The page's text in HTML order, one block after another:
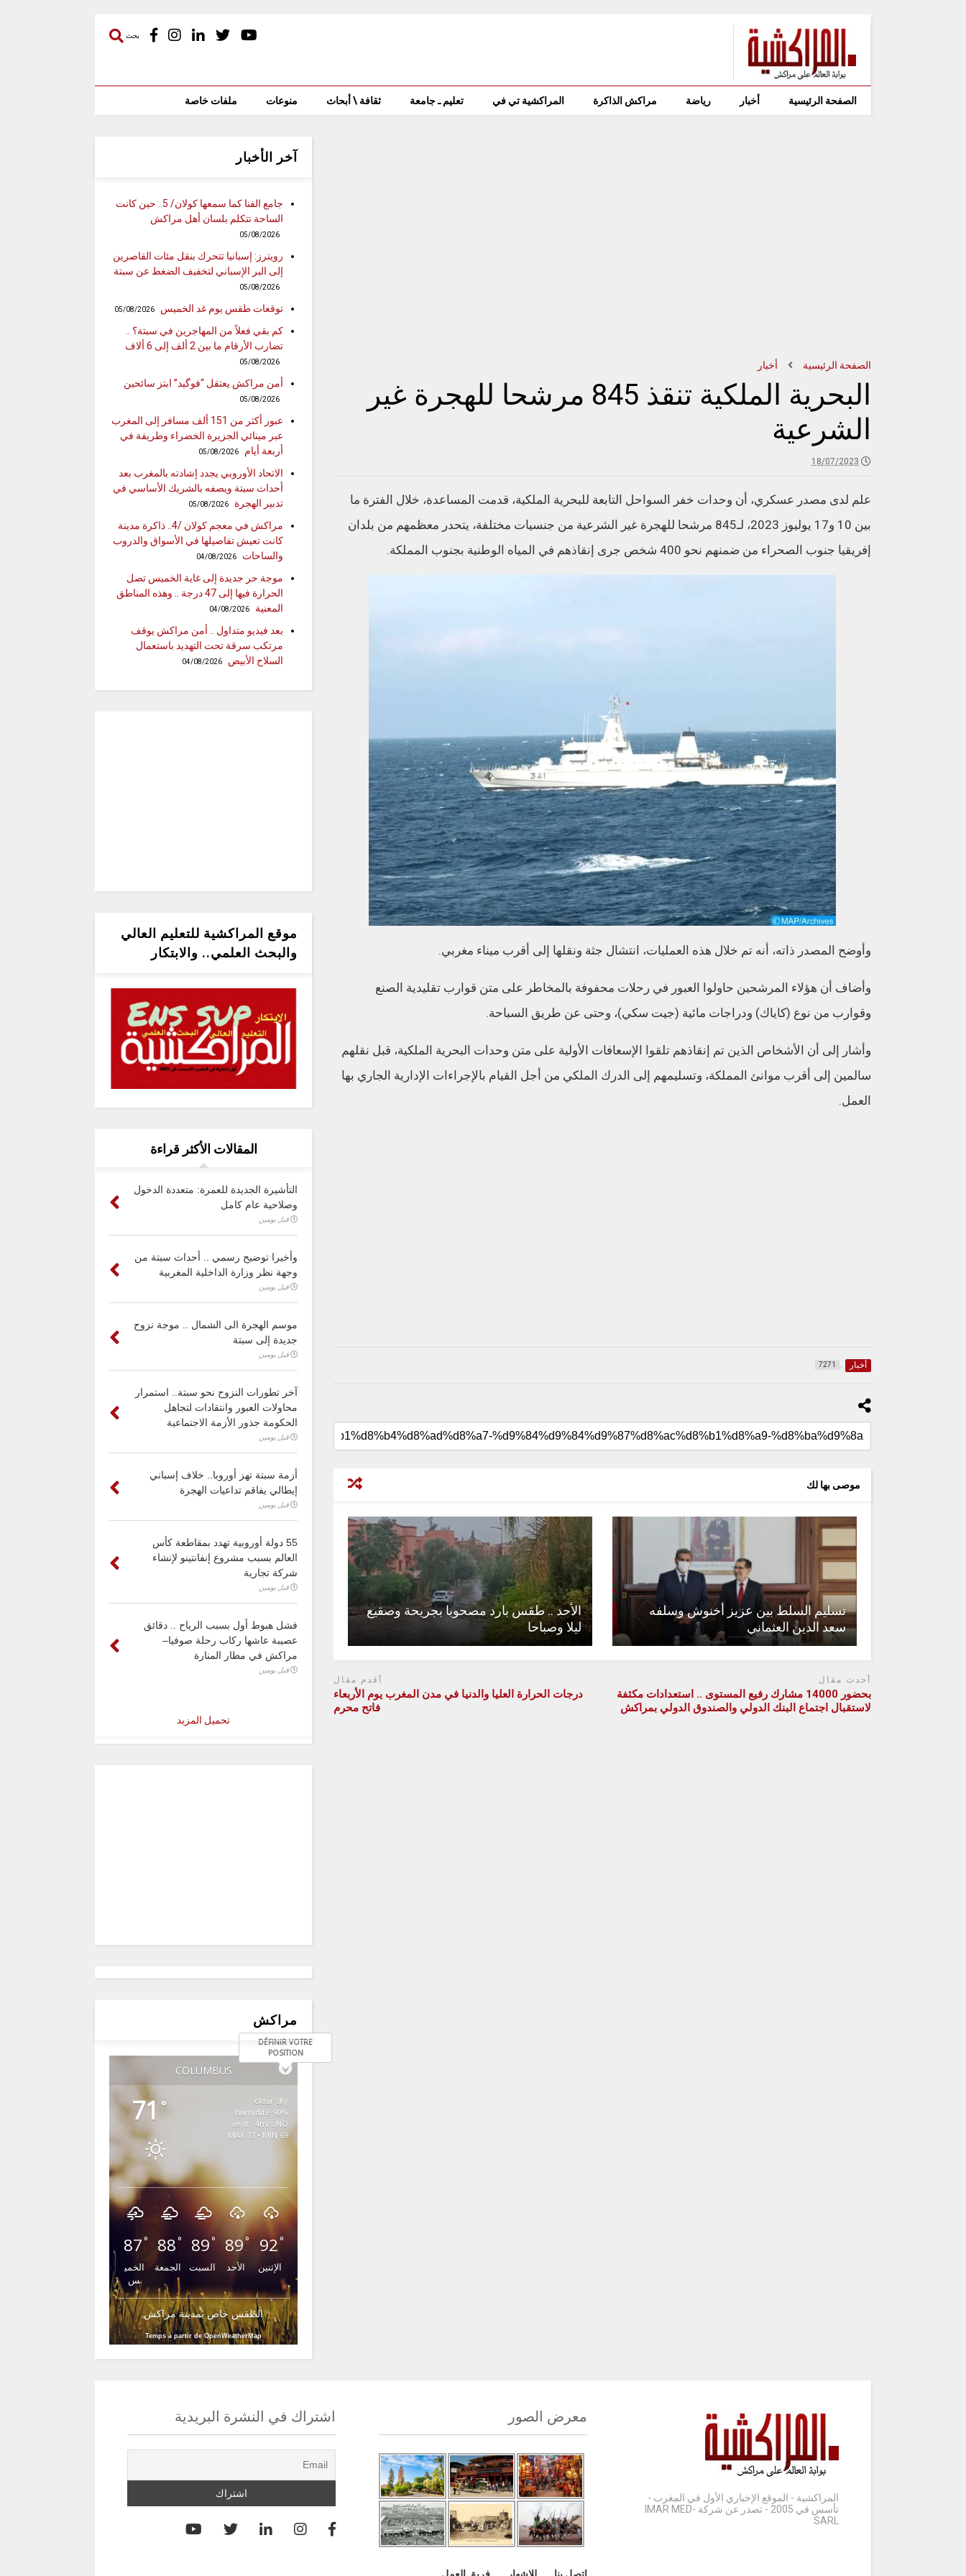
بحث
الصفحة الرئيسية أخبار رياضة مراكش الذاكرة المراكشية تي في تعليم ـ جامعة ثقافة \ أبحاث منوعات ملفات خاصة
الصفحة الرئيسية أخبار
البحرية الملكية تنقذ 845 مرشحا للهجرة غير
الشرعية
18/07/2023
علم لدى مصدر عسكري، أن وحدات خفر السواحل التابعة للبحرية الملكية، قدمت المساعدة، خلال الفترة ما
بين 10 و17 يوليوز 2023، لـ845 مرشحا للهجرة غير الشرعية من جنسيات مختلفة، يتحدر معظمهم من بلدان
إفريقيا جنوب الصحراء من ضمنهم نحو 400 شخص جرى إنقاذهم في المياه الوطنية بجنوب المملكة.
وأوضح المصدر ذاته، أنه تم خلال هذه العمليات، انتشال جثة ونقلها إلى أقرب ميناء مغربي.
وأضاف أن هؤلاء المرشحين حاولوا العبور في رحلات محفوفة بالمخاطر على متن قوارب تقليدية الصنع
وقوارب من نوع (كاياك) ودراجات مائية (جيت سكي)، وحتى عن طريق السباحة.
وأشار إلى أن الأشخاص الذين تم إنقاذهم تلقوا الإسعافات الأولية على متن وحدات البحرية الملكية، قبل نقلهم
سالمين إلى أقرب موانئ المملكة، وتسليمهم إلى الدرك الملكي من أجل القيام بالإجراءات الإدارية الجاري بها
العمل.
أخبار 7271
موصى بها لك
تسليم السلط بين عزيز أخنوش وسلفه
سعد الدين العثماني
الأحد .. طقس بارد مصحوبا بجريحة وصقيع
ليلا وصباحا
أحدث مقال
بحضور 14000 مشارك رفيع المستوى .. استعدادات مكثفة
لاستقبال اجتماع البنك الدولي والصندوق الدولي بمراكش
أقدم مقال
درجات الحرارة العليا والدنيا في مدن المغرب يوم الأربعاء
فاتح محرم
آخر الأخبار
جامع الفنا كما سمعها كولان/ 5.. حين كانت
الساحة تتكلم بلسان أهل مراكش
05/08/2026
رويترز: إسبانيا تتحرك بنقل مئات القاصرين
إلى البر الإسباني لتخفيف الضغط عن سبتة
05/08/2026
توقعات طقس يوم غد الخميس 05/08/2026
كم بقي فعلاً من المهاجرين في سبتة؟ ..
تضارب الأرقام ما بين 2 ألف إلى 6 ألاف
05/08/2026
أمن مراكش يعتقل “فوگيد” ابتز سائحين
05/08/2026
عبور أكثر من 151 ألف مسافر إلى المغرب
عبر مينائي الجزيرة الخضراء وطريفة في
أربعة أيام
05/08/2026
الاتحاد الأوروبي يجدد إشادته بالمغرب بعد
أحداث سبتة ويصفه بالشريك الأساسي في
تدبير الهجرة
05/08/2026
مراكش في معجم كولان /4.. ذاكرة مدينة
كانت تعيش تفاصيلها في الأسواق والدروب
والساحات
04/08/2026
موجة حر جديدة إلى غاية الخميس تصل
الحرارة فيها إلى 47 درجة .. وهذه المناطق
المعنية
04/08/2026
بعد فيديو متداول .. أمن مراكش يوقف
مرتكب سرقة تحت التهديد باستعمال
السلاح الأبيض
04/08/2026
موقع المراكشية للتعليم العالي
والبحث العلمي.. والابتكار
المقالات الأكثر قراءة
التأشيرة الجديدة للعمرة: متعددة الدخول
وصلاحية عام كامل
قبل يومين
وأخيرا توضيح رسمي .. أحداث سبتة من
وجهة نظر وزارة الداخلية المغربية
قبل يومين
موسم الهجرة الى الشمال .. موجة نزوح
جديدة إلى سبتة
قبل يومين
آخر تطورات النزوح نحو سبتة.. استمرار
محاولات العبور وانتقادات لتجاهل
الحكومة جذور الأزمة الاجتماعية
قبل يومين
أزمة سبتة تهز أوروبا.. خلاف إسباني
إيطالي يفاقم تداعيات الهجرة
قبل يومين
55 دولة أوروبية تهدد بمقاطعة كأس
العالم بسبب مشروع إنفانتينو لإنشاء
شركة تجارية
قبل يومين
فشل هبوط أول بسبب الرياح .. دقائق
عصيبة عاشها ركاب رحلة صوفيا–
مراكش في مطار المنارة
قبل يومين
تحميل المزيد
مراكش
COLUMBUS
DÉFINIR VOTRE
POSITION
71 °
clear sky
90% humidité
vent : 4m/s NO
MAX 73 • MIN 69
87°
الخمي
س
88°
الجمعة
89°
السبت
89°
الأحد
92°
الإثنين
الطقس خاص بمدينة مراكش
Temps à partir de OpenWeatherMap
المراكشية - الموقع الإخباري الأول في المغرب -
تأسس في 2005 - تصدر عن شركة IMAR MED-
SARL
معرض الصور اشتراك في النشرة البريدية